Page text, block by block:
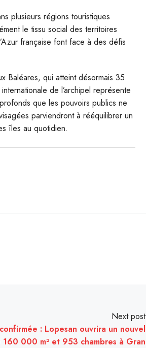
plusieurs régions touristiques
le tissu social des territoires
française font face à des défis
Baléares, qui atteint désormais 35
de l’archipel représente
que les pouvoirs publics ne
parviendront à rééquilibrer un
îles au quotidien.
Next post
: Lopesan ouvrira un nouvel
000 m² et 953 chambres à Gran